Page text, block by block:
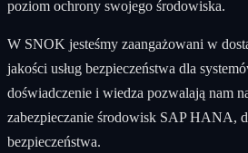
poziom ochrony swojego środowiska.
W SNOK jesteśmy zaangażowani w
jakości usług bezpieczeństwa dla
doświadczenie i wiedza pozwalają nam
zabezpieczanie środowisk SAP HANA,
bezpieczeństwa.